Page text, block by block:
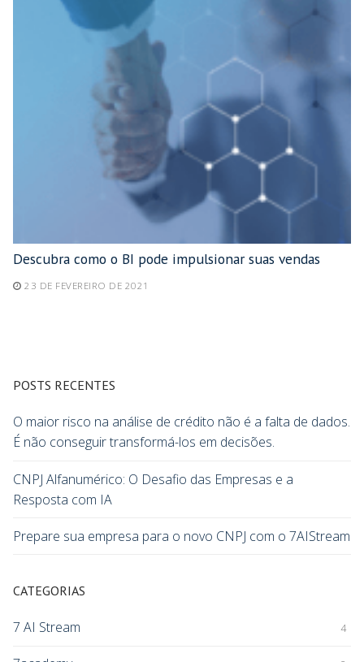
Descubra como o BI pode impulsionar suas vendas
23 DE FEVEREIRO DE 2021
POSTS RECENTES
O maior risco na análise de crédito não é a falta de dados.
É não conseguir transformá-los em decisões.
CNPJ Alfanumérico: O Desafio das Empresas e a
Resposta com IA
Prepare sua empresa para o novo CNPJ com o 7AIStream
CATEGORIAS
7 AI Stream 4